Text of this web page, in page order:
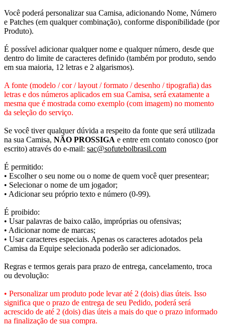
Você poderá personalizar sua Camisa, adicionando Nome, Número
e Patches (em qualquer combinação), conforme disponibilidade (por
Produto).
É possível adicionar qualquer nome e qualquer número, desde que
dentro do limite de caracteres definido (também por produto, sendo
em sua maioria, 12 letras e 2 algarismos).
A fonte (modelo / cor / layout / formato / desenho / tipografia) das
letras e dos números aplicados em sua Camisa, será exatamente a
mesma que é mostrada como exemplo (com imagem) no momento
da seleção do serviço.
Se você tiver qualquer dúvida a respeito da fonte que será utilizada
na sua Camisa, NÃO PROSSIGA e entre em contato conosco (por
escrito) através do e-mail: sac@sofutebolbrasil.com
É permitido:
• Escolher o seu nome ou o nome de quem você quer presentear;
• Selecionar o nome de um jogador;
• Adicionar seu próprio texto e número (0-99).
É proibido:
• Usar palavras de baixo calão, impróprias ou ofensivas;
• Adicionar nome de marcas;
• Usar caracteres especiais. Apenas os caracteres adotados pela
Camisa da Equipe selecionada poderão ser adicionados.
Regras e termos gerais para prazo de entrega, cancelamento, troca
ou devolução:
• Personalizar um produto pode levar até 2 (dois) dias úteis. Isso
significa que o prazo de entrega de seu Pedido, poderá será
acrescido de até 2 (dois) dias úteis a mais do que o prazo informado
na finalização de sua compra.